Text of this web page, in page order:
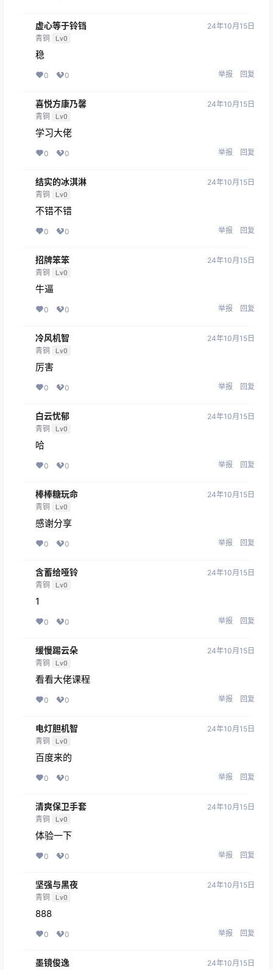
虚心等于铃铛
青铜 Lv0
24年10月15日
稳
0 0 举报 回复
喜悦方康乃馨
青铜 Lv0
24年10月15日
学习大佬
0 0 举报 回复
结实的冰淇淋
青铜 Lv0
24年10月15日
不错不错
0 0 举报 回复
招牌笨笨
青铜 Lv0
24年10月15日
牛逼
0 0 举报 回复
冷风机智
青铜 Lv0
24年10月15日
厉害
0 0 举报 回复
白云忧郁
青铜 Lv0
24年10月15日
哈
0 0 举报 回复
棒棒糖玩命
青铜 Lv0
24年10月15日
感谢分享
0 0 举报 回复
含蓄给哑铃
青铜 Lv0
24年10月15日
1
0 0 举报 回复
缓慢踢云朵
青铜 Lv0
24年10月15日
看看大佬课程
0 0 举报 回复
电灯胆机智
青铜 Lv0
24年10月15日
百度来的
0 0 举报 回复
清爽保卫手套
青铜 Lv0
24年10月15日
体验一下
0 0 举报 回复
坚强与黑夜
青铜 Lv0
24年10月15日
888
0 0 举报 回复
墨镜俊逸 24年10月15日